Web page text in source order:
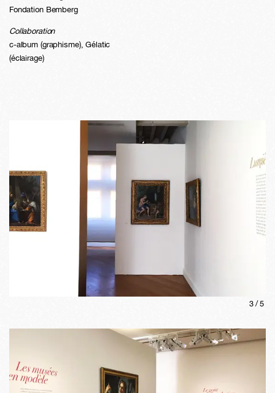
Fondation Bemberg
Collaboration
c-album (graphisme), Gélatic
(éclairage)
3 /5